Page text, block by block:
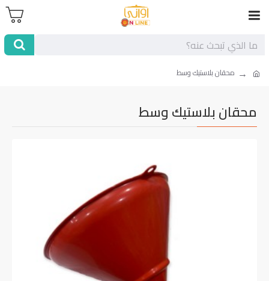
محقان بلاستيك وسط
محقان بلاستيك وسط